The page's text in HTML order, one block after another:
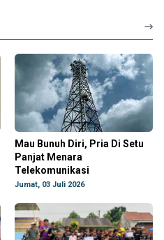
Mau Bunuh Diri, Pria Di Setu
Panjat Menara
Telekomunikasi
Jumat, 03 Juli 2026